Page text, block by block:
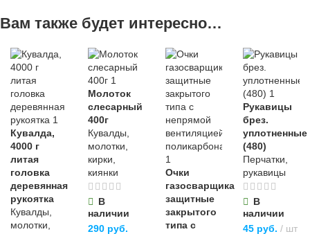
Вам также будет интересно…
Кувалда,
4000 г
литая
головка
деревянная
рукоятка
Кувалды,
молотки,
Молоток
слесарный
400г
Кувалды,
молотки,
кирки,
киянки
В
наличии
290 руб.
Очки
газосварщика
защитные
закрытого
типа с
Рукавицы
брез.
уплотненные
(480)
Перчатки,
рукавицы
В
наличии
45 руб. шт